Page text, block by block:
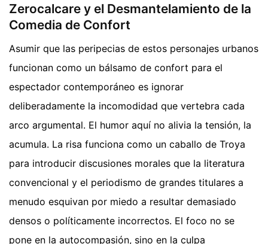
Zerocalcare y el Desmantelamiento de la
Comedia de Confort
Asumir que las peripecias de estos personajes urbanos
funcionan como un bálsamo de confort para el
espectador contemporáneo es ignorar
deliberadamente la incomodidad que vertebra cada
arco argumental. El humor aquí no alivia la tensión, la
acumula. La risa funciona como un caballo de Troya
para introducir discusiones morales que la literatura
convencional y el periodismo de grandes titulares a
menudo esquivan por miedo a resultar demasiado
densos o políticamente incorrectos. El foco no se
pone en la autocompasión, sino en la culpa